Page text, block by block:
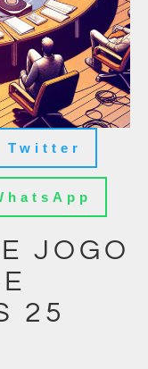
Twitter
JOGO
25